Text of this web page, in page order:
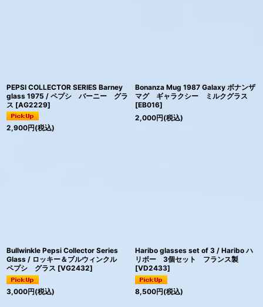
PEPSI COLLECTOR SERIES Barney
glass 1975 / ペプシ バーニー グラ
ス [AG2229]
2,900円(税込)
Bonanza Mug 1987 Galaxy ボナンザ
マグ ギャラクシー ミルクグラス
[EB016]
2,000円(税込)
Bullwinkle Pepsi Collector Series
Glass / ロッキー＆ブルウィンクル
ペプシ グラス [VG2432]
3,000円(税込)
Haribo glasses set of 3 / Haribo ハ
リボー 3個セット フランス製
[VD2433]
8,500円(税込)